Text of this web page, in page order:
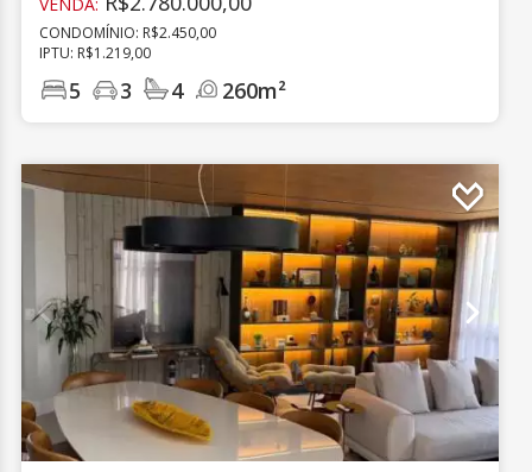
CONDOMÍNIO: R$2.450,00
IPTU: R$1.219,00
5 3 4 260m²